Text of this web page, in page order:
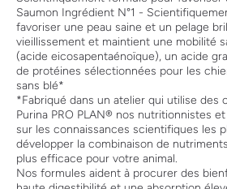
Saumon Ingrédient N°1 -
favoriser une peau saine et un pelage
vieillissement et maintient une mobilité
(acide eicosapentaénoïque), un acide
de protéines sélectionnées pour les
sans blé*
*Fabriqué dans un atelier qui utilise des
Purina PRO PLAN® nos nutritionnistes
sur les connaissances scientifiques les
développer la combinaison de
plus efficace pour votre animal.
Nos formules aident à procurer des